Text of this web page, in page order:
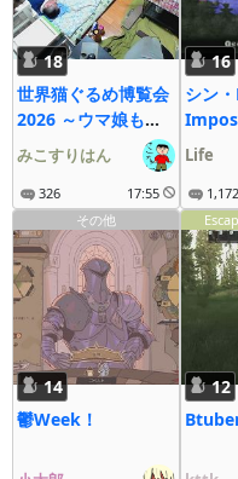
18
世界猫ぐるめ博覧会
2026 ～ウマ娘も大
疾走にゃ～
みこすりはん
326 17:55
16
シン
Life
1,172
その他
14
鬱Week！
12